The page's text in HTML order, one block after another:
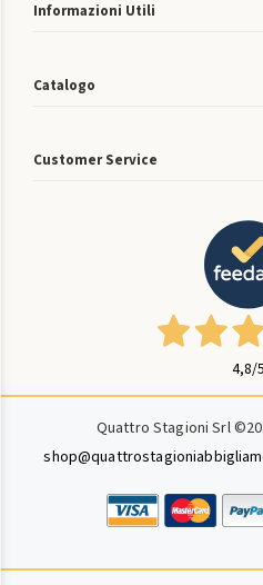
Informazioni Utili
Catalogo
Customer Service
4,8/5
Quattro Stagioni Srl